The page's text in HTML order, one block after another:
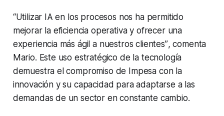
“Utilizar IA en los procesos nos ha permitido
mejorar la eficiencia operativa y ofrecer una
experiencia más ágil a nuestros clientes”, comenta
Mario. Este uso estratégico de la tecnología
demuestra el compromiso de Impesa con la
innovación y su capacidad para adaptarse a las
demandas de un sector en constante cambio.